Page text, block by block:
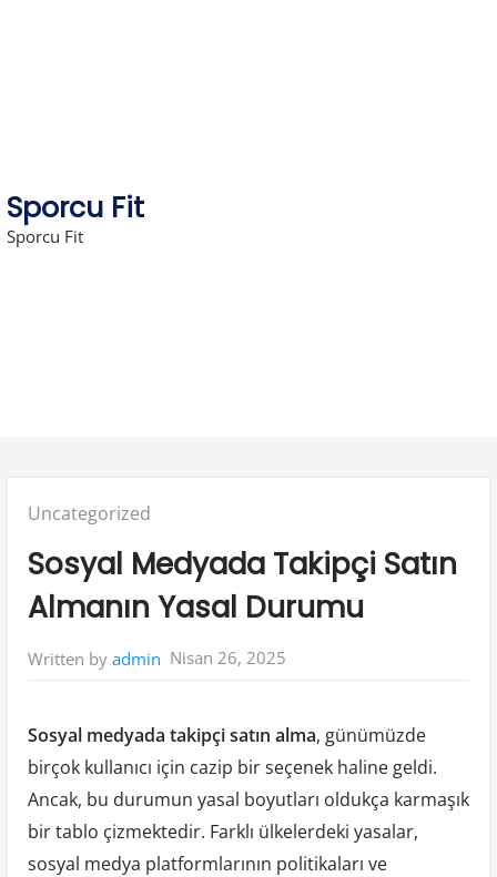
Sporcu Fit
Sporcu Fit
Posted
Uncategorized
Sosyal Medyada Takipçi Satın
Almanın Yasal Durumu
Written by admin Nisan 26, 2025
Sosyal medyada takipçi satın alma, günümüzde
birçok kullanıcı için cazip bir seçenek haline geldi.
Ancak, bu durumun yasal boyutları oldukça karmaşık
bir tablo çizmektedir. Farklı ülkelerdeki yasalar,
sosyal medya platformlarının politikaları ve